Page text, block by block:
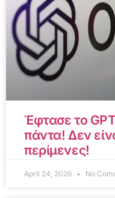
Έφτασε το
πάντα! Δεν
περίμενες!
April 24, 2026 No